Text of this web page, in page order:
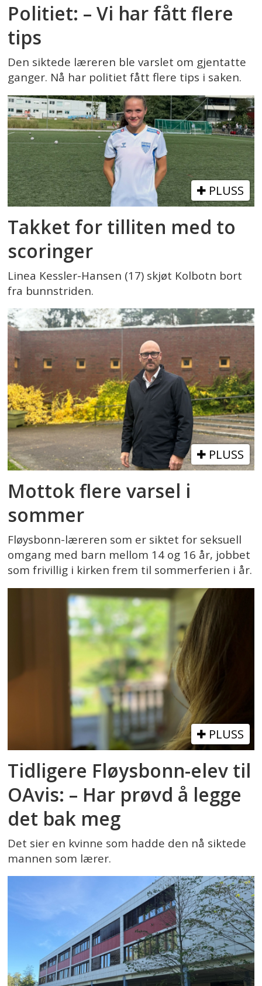
Politiet: – Vi har fått flere
tips
Den siktede læreren ble varslet om gjentatte
ganger. Nå har politiet fått flere tips i saken.
PLUSS
Takket for tilliten med to
scoringer
Linea Kessler-Hansen (17) skjøt Kolbotn bort
fra bunnstriden.
PLUSS
Mottok flere varsel i
sommer
Fløysbonn-læreren som er siktet for seksuell
omgang med barn mellom 14 og 16 år, jobbet
som frivillig i kirken frem til sommerferien i år.
PLUSS
Tidligere Fløysbonn-elev til
OAvis: – Har prøvd å legge
det bak meg
Det sier en kvinne som hadde den nå siktede
mannen som lærer.